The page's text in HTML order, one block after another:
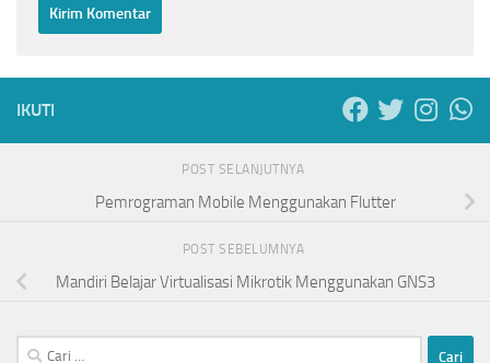
IKUTI
POST SELANJUTNYA
Pemrograman Mobile Menggunakan Flutter
POST SEBELUMNYA
Mandiri Belajar Virtualisasi Mikrotik Menggunakan GNS3
Cari